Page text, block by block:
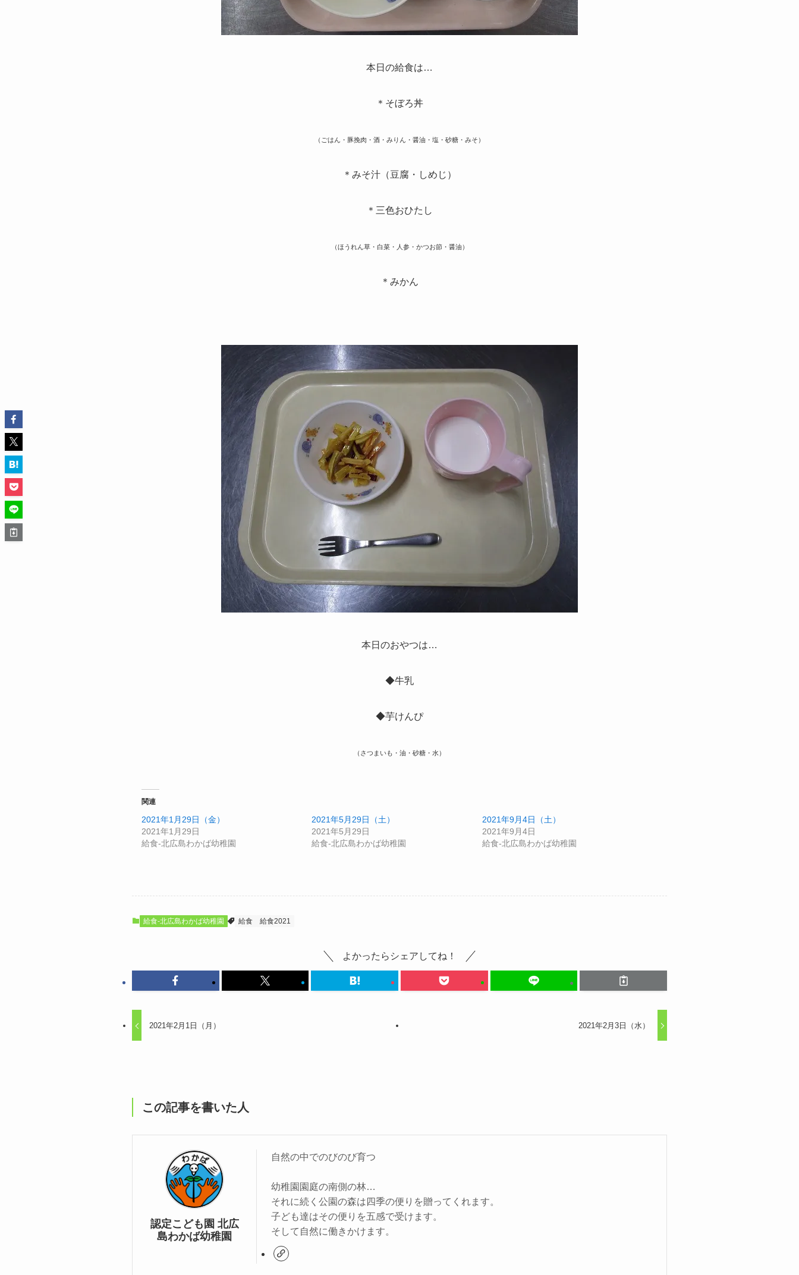
本日の給食は…
＊そぼろ丼
（ごはん・豚挽肉・酒・みりん・醤油・塩・砂糖・みそ）
＊みそ汁（豆腐・しめじ）
＊三色おひたし
（ほうれん草・白菜・人参・かつお節・醤油）
＊みかん
本日のおやつは…
◆牛乳
◆芋けんぴ
（さつまいも・油・砂糖・水）
関連
2021年1月29日（金）
2021年1月29日
給食-北広島わかば幼稚園
2021年5月29日（土）
2021年5月29日
給食-北広島わかば幼稚園
2021年9月4日（土）
2021年9月4日
給食-北広島わかば幼稚園
給食-北広島わかば幼稚園 給食 給食2021
よかったらシェアしてね！
2021年2月1日（月） 2021年2月3日（水）
この記事を書いた人
認定こども園 北広
島わかば幼稚園
自然の中でのびのび育つ
幼稚園園庭の南側の林…
それに続く公園の森は四季の便りを贈ってくれます。
子ども達はその便りを五感で受けます。
そして自然に働きかけます。